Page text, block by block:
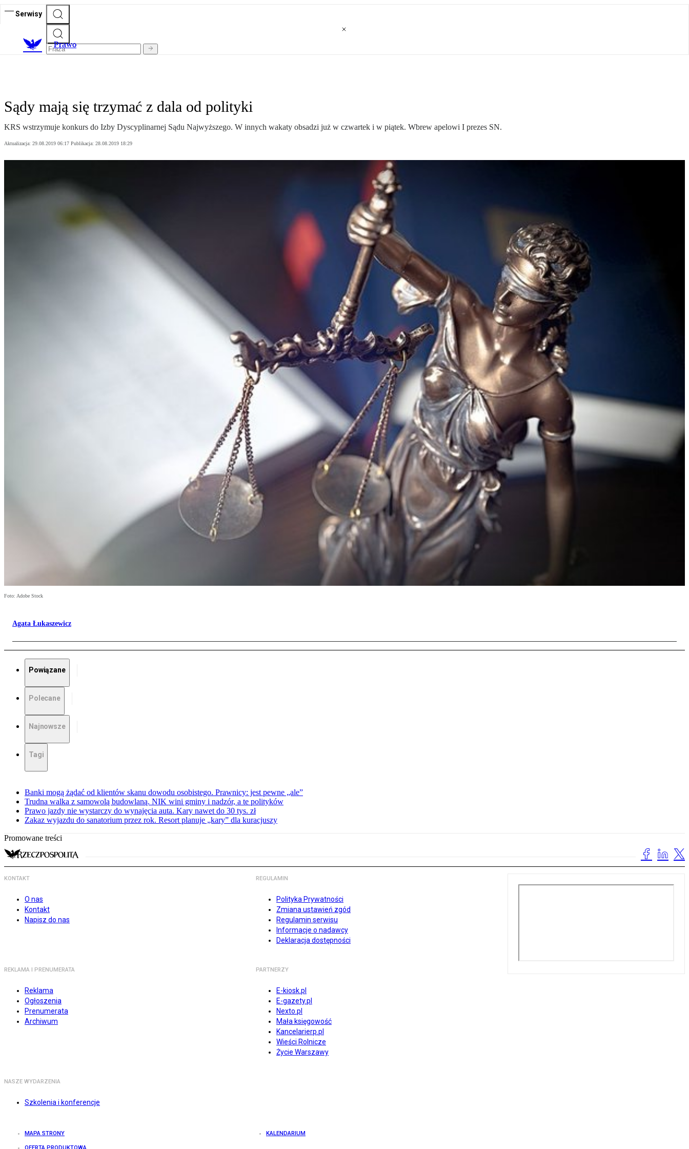
Serwisy
Prawo
Sądy mają się trzymać z dala od polityki
KRS wstrzymuje konkurs do Izby Dyscyplinarnej Sądu Najwyższego. W innych wakaty obsadzi już w czwartek i w piątek. Wbrew apelowi I prezes SN.
Aktualizacja: 29.08.2019 06:17 Publikacja: 28.08.2019 18:29
Foto: Adobe Stock
Agata Łukaszewicz
Powiązane
Polecane
Najnowsze
Tagi
Banki mogą żądać od klientów skanu dowodu osobistego. Prawnicy: jest pewne „ale”
Trudna walka z samowolą budowlaną. NIK wini gminy i nadzór, a te polityków
Prawo jazdy nie wystarczy do wynajęcia auta. Kary nawet do 30 tys. zł
Zakaz wyjazdu do sanatorium przez rok. Resort planuje „kary” dla kuracjuszy
Promowane treści
KONTAKT
O nas
Kontakt
Napisz do nas
REGULAMIN
Polityka Prywatności
Zmiana ustawień zgód
Regulamin serwisu
Informacje o nadawcy
Deklaracja dostępności
REKLAMA I PRENUMERATA
Reklama
Ogłoszenia
Prenumerata
Archiwum
PARTNERZY
E-kiosk.pl
E-gazety.pl
Nexto.pl
Mała księgowość
Kancelarierp.pl
Wieści Rolnicze
Życie Warszawy
NASZE WYDARZENIA
Szkolenia i konferencje
MAPA STRONY KALENDARIUM